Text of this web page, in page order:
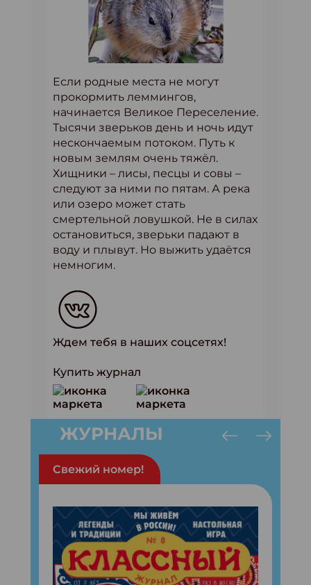
Если родные места не могут
прокормить леммингов,
начинается Великое Переселение.
Тысячи зверьков день и ночь идут
нескончаемым потоком. Путь к
новым землям очень тяжёл.
Хищники – лисы, песцы и совы –
следуют за ними по пятам. А река
или озеро может стать
смертельной ловушкой. Не в силах
остановиться, зверьки падают в
воду и плывут. Но выжить удаётся
немногим.
Ждем тебя в наших соцсетях!
Купить журнал
ЖУРНАЛЫ
Свежий номер!